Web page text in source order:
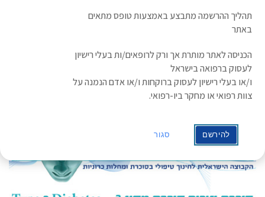
לאמוד, להתמודד | 11.6.14
תאריך: 11/06/2014
תהליך ההרשמה מתבצע באמצעות טופס מתאים
באתר
הכניסה לאתר מותרת אך ורק לרופאים/ות בעלי רישיון
לעסוק ברפואה בישראל
ו/או בעלי רישיון לעסוק ברוקחות ו/או אדם הנמנה על
צוות רפואי או מחקר ביו-רפואי.
להירשם סגור